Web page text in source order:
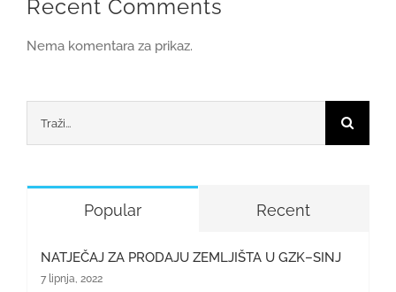
Recent Comments
Nema komentara za prikaz.
Traži...
Popular Recent
NATJEČAJ ZA PRODAJU ZEMLJIŠTA U GZK–SINJ
7 lipnja, 2022